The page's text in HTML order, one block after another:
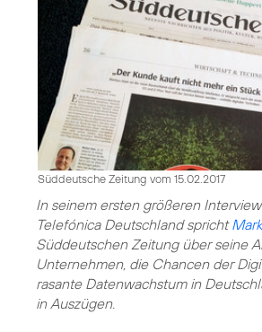
Süddeutsche Zeitung vom 15.02.2017
In seinem ersten größeren
Telefónica Deutschland spricht
Süddeutschen Zeitung über seine
Unternehmen, die Chancen der
rasante Datenwachstum in
in Auszügen.